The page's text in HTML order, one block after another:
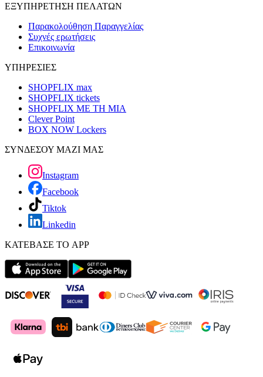
ΕΞΥΠΗΡΕΤΗΣΗ ΠΕΛΑΤΩΝ
Παρακολούθηση Παραγγελίας
Συχνές ερωτήσεις
Επικοινωνία
ΥΠΗΡΕΣΙΕΣ
SHOPFLIX max
SHOPFLIX tickets
SHOPFLIX ΜΕ ΤΗ ΜΙΑ
Clever Point
BOX NOW Lockers
ΣΥΝΔΕΣΟΥ ΜΑΖΙ ΜΑΣ
Instagram
Facebook
Tiktok
Linkedin
ΚΑΤΕΒΑΣΕ ΤΟ APP